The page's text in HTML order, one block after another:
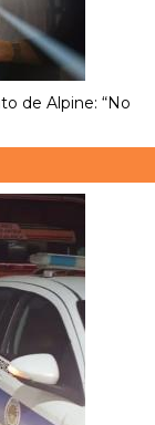
de Alpine: “No